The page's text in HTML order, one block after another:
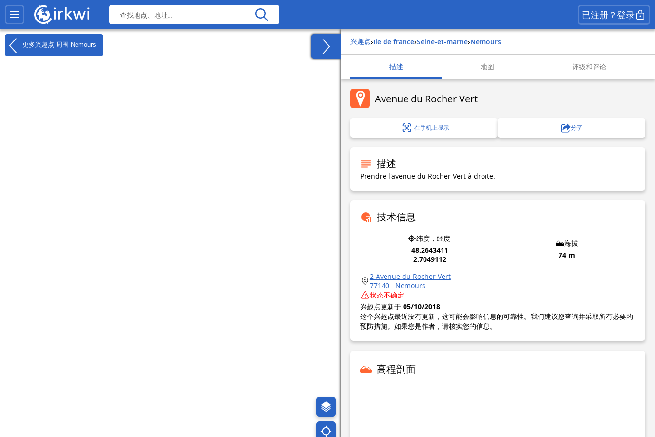
已注册？登录
更多兴趣点 周围 Nemours 兴趣点› ile de france› seine-et-marne› nemours
描述 地图 评级和评论
Avenue du Rocher Vert
在手机上显示 分享
描述
Prendre l'avenue du Rocher Vert à droite.
技术信息
纬度，经度
48.2643411
2.7049112
海拔
74 m
2 Avenue du Rocher Vert
77140
Nemours
状态不确定
兴趣点更新于 05/10/2018
这个兴趣点最近没有更新，这可能会影响信息的可靠性。我们建议您查询并采取所有必要的
预防措施。如果您是作者，请核实您的信息。
高程剖面